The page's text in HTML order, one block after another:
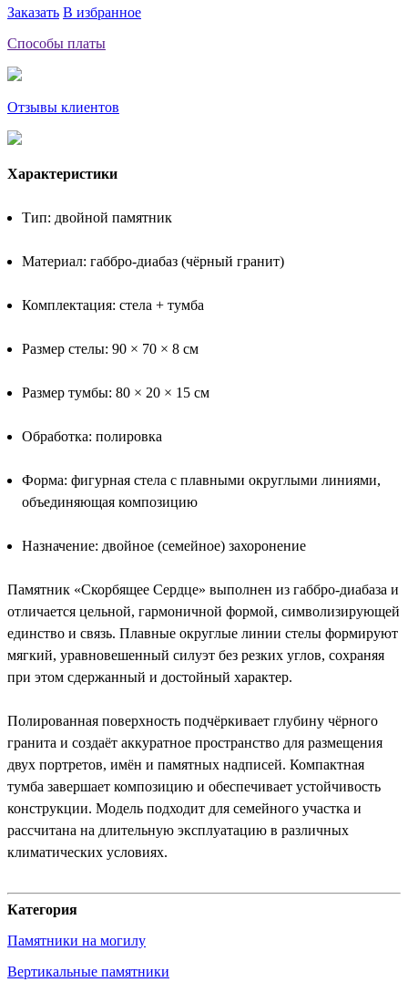
Заказать В избранное
Способы платы
Отзывы клиентов
Характеристики
Тип: двойной памятник
Материал: габбро-диабаз (чёрный гранит)
Комплектация: стела + тумба
Размер стелы: 90 × 70 × 8 см
Размер тумбы: 80 × 20 × 15 см
Обработка: полировка
Форма: фигурная стела с плавными округлыми линиями,
объединяющая композицию
Назначение: двойное (семейное) захоронение
Памятник «Скорбящее Сердце» выполнен из габбро-диабаза и
отличается цельной, гармоничной формой, символизирующей
единство и связь. Плавные округлые линии стелы формируют
мягкий, уравновешенный силуэт без резких углов, сохраняя
при этом сдержанный и достойный характер.
Полированная поверхность подчёркивает глубину чёрного
гранита и создаёт аккуратное пространство для размещения
двух портретов, имён и памятных надписей. Компактная
тумба завершает композицию и обеспечивает устойчивость
конструкции. Модель подходит для семейного участка и
рассчитана на длительную эксплуатацию в различных
климатических условиях.
Категория
Памятники на могилу
Вертикальные памятники